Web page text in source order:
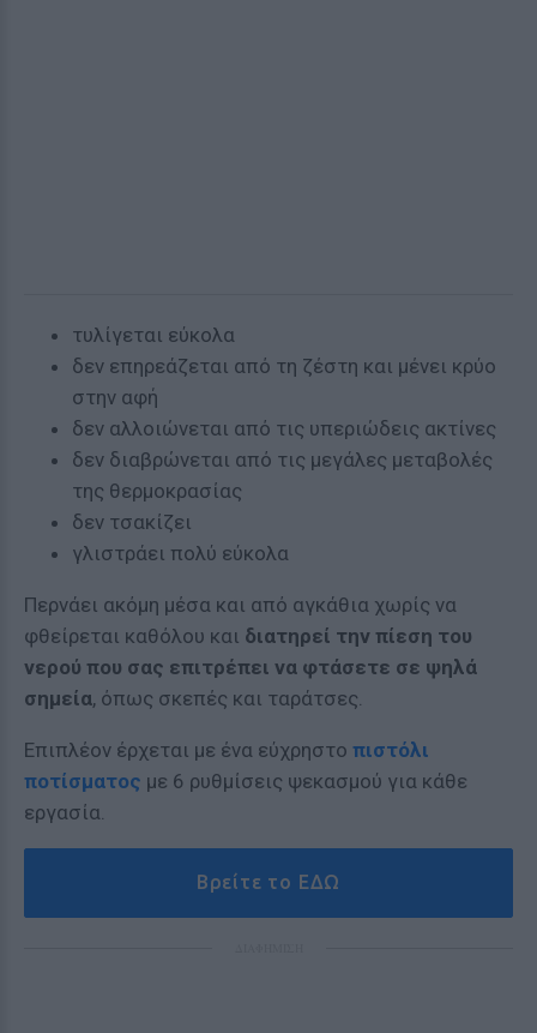
τυλίγεται εύκολα
δεν επηρεάζεται από τη ζέστη και μένει κρύο
στην αφή
δεν αλλοιώνεται από τις υπεριώδεις ακτίνες
δεν διαβρώνεται από τις μεγάλες μεταβολές
της θερμοκρασίας
δεν τσακίζει
γλιστράει πολύ εύκολα
Περνάει ακόμη μέσα και από αγκάθια χωρίς να
φθείρεται καθόλου και διατηρεί την πίεση του
νερού που σας επιτρέπει να φτάσετε σε ψηλά
σημεία, όπως σκεπές και ταράτσες.
Επιπλέον έρχεται με ένα εύχρηστο πιστόλι
ποτίσματος με 6 ρυθμίσεις ψεκασμού για κάθε
εργασία.
Βρείτε το ΕΔΩ